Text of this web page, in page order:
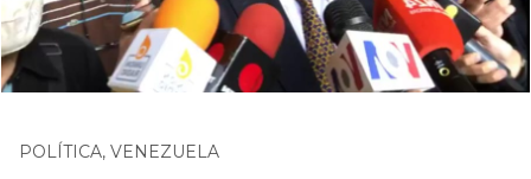
POLÍTICA, VENEZUELA